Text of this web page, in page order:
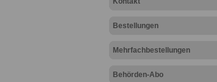
Bestellungen
Mehrfachbestellungen
Behörden-Abo